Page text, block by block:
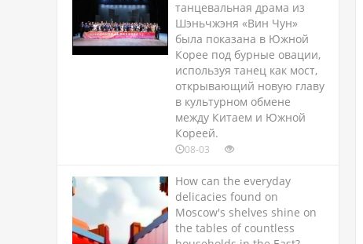
танцевальная драма из
Шэньчжэня «Вин Чун»
была показана в Южной
Корее под бурные овации,
используя танец как мост,
открывающий новую главу
в культурном обмене
между Китаем и Южной
Кореей.
08-03
How can the everyday
delicacies found on
Moscow's shelves shine on
the tables of countless